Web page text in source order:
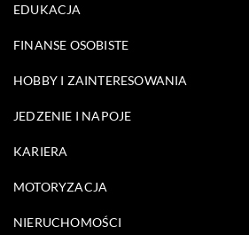
EDUKACJA
FINANSE OSOBISTE
HOBBY I ZAINTERESOWANIA
JEDZENIE I NAPOJE
KARIERA
MOTORYZACJA
NIERUCHOMOŚCI